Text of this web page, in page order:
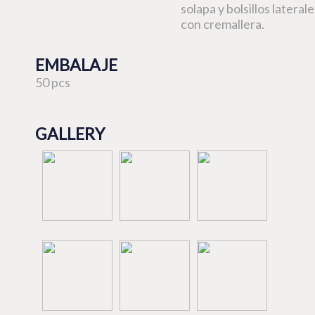
solapa y bolsillos
con cremallera.
EMBALAJE
50 pcs
GALLERY